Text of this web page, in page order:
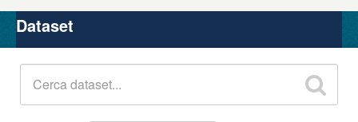
Organizzazioni
Gruppi
Dataset